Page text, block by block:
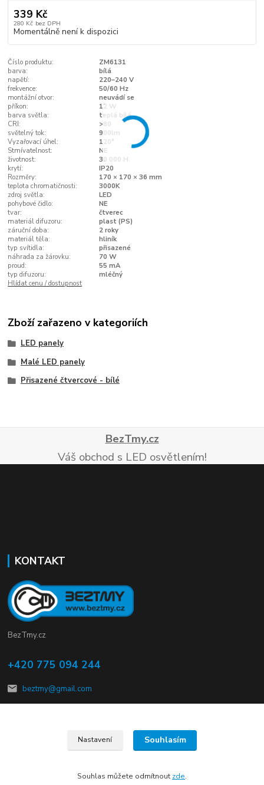
339 Kč
280 Kč bez DPH
Momentálně není k dispozici
Číslo produktu:
ZM6131
barva:
bílá
napětí:
220–240 V
frekvence:
50/60 Hz
montážní otvor:
neuvádí se
příkon:
12 W
barva světla:
teplá bílá
CRI:
>80
světelný tok:
900lm
Vyzařovací úhel:
120°
Stmívatelnost:
NE
životnost:
30 000 H
krytí:
IP20
Rozměry:
170 × 170 × 36 mm
teplota chromatičnosti:
3000K
zdroj světla:
LED
pohybové čidlo:
NE
tvar:
čtverec
materiál difuzoru:
plast (PS)
záruční doba:
2 roky
materiál těla:
hliník
typ svítidla:
přisazené
náhrada za žárovku:
70 W
proud:
55 mA
typ difuzoru:
mléčný
Hlídat cenu / dostupnost
Zboží zařazeno v kategoriích
LED panely
Malé LED panely
Přisazené čtvercové - bílé
BezTmy.cz
Váš obchod s LED osvětlením!
KONTAKT
BezTmy.cz
+420 775 094 244
beztmy@gmail.com
© Copyright 2012 – 2026 kalMmach s.r.o.
Nastavení Souhlasím
Souhlas můžete odmítnout zde.